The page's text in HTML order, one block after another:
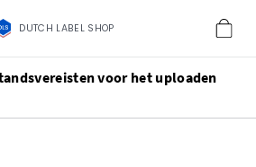
DUTCH LABEL SHOP
voor het uploaden